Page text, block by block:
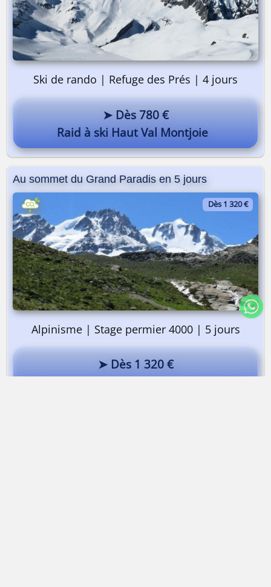
Ski de rando | Refuge des Prés | 4 jours
➤ Dès 780 €
Raid à ski Haut Val Montjoie
Au sommet du Grand Paradis en 5 jours
Dès 1 320 €
Alpinisme | Stage permier 4000 | 5 jours
➤ Dès 1 320 €